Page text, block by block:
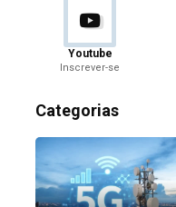
Youtube
Inscrever-se
Categorias